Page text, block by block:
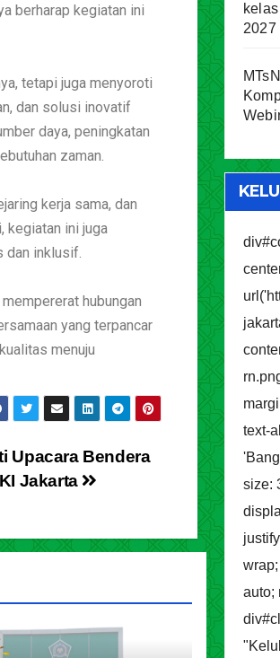
berharap kegiatan ini
tetapi juga menyoroti
dan solusi inovatif
daya, peningkatan
zaman.
kerja sama, dan
kegiatan ini juga
dan inklusif.
hubungan
yang terpancar
menuju
Upacara Bendera
Jakarta
2027
text-
size:
auto;